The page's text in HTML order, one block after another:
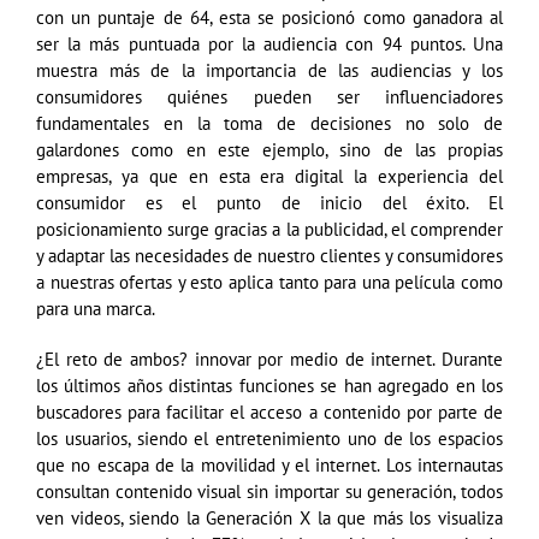
con un puntaje de 64, esta se posicionó como ganadora al
ser la más puntuada por la audiencia con 94 puntos. Una
muestra más de la importancia de las audiencias y los
consumidores quiénes pueden ser influenciadores
fundamentales en la toma de decisiones no solo de
galardones como en este ejemplo, sino de las propias
empresas, ya que en esta era digital la experiencia del
consumidor es el punto de inicio del éxito. El
posicionamiento surge gracias a la publicidad, el comprender
y adaptar las necesidades de nuestro clientes y consumidores
a nuestras ofertas y esto aplica tanto para una película como
para una marca.
¿El reto de ambos? innovar por medio de internet. Durante
los últimos años distintas funciones se han agregado en los
buscadores para facilitar el acceso a contenido por parte de
los usuarios, siendo el entretenimiento uno de los espacios
que no escapa de la movilidad y el internet. Los internautas
consultan contenido visual sin importar su generación, todos
ven videos, siendo la Generación X la que más los visualiza